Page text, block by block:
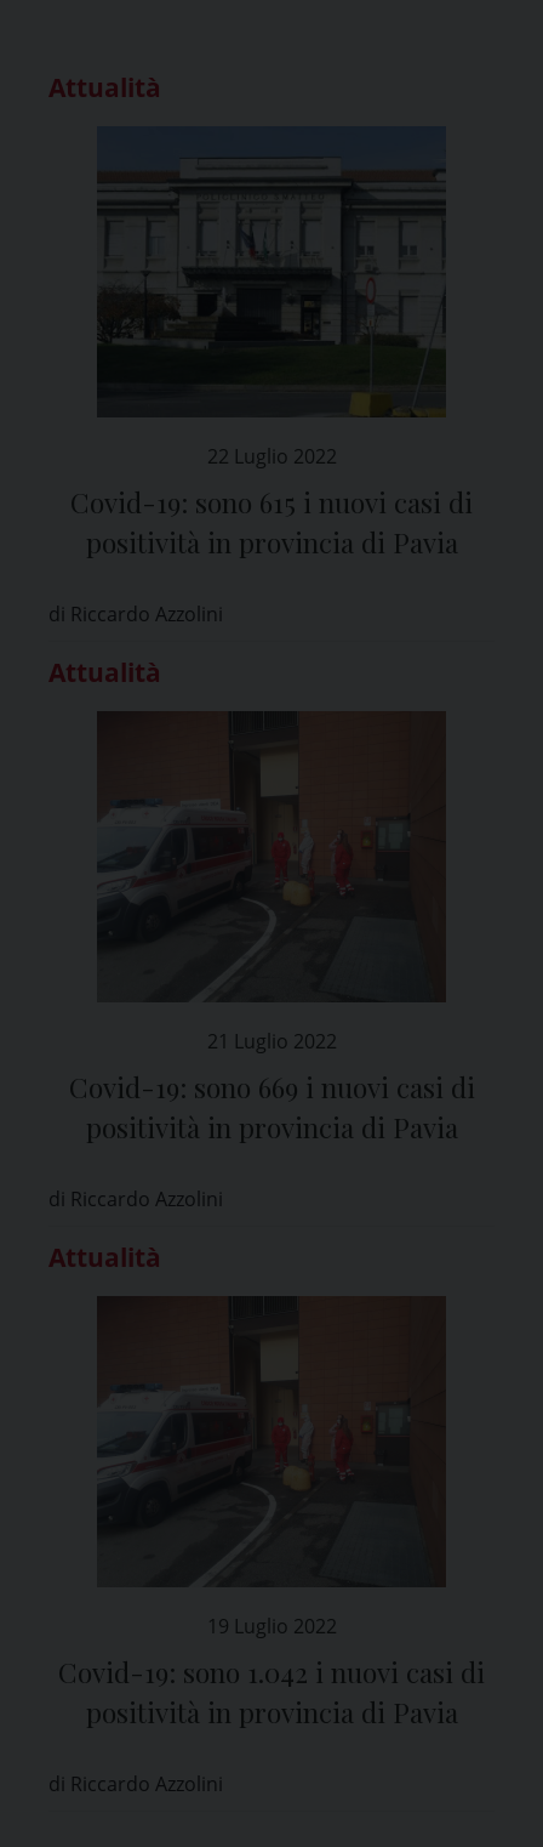
Attualità
22 Luglio 2022
Covid-19: sono 615 i nuovi casi di
positività in provincia di Pavia
di Riccardo Azzolini
Attualità
21 Luglio 2022
Covid-19: sono 669 i nuovi casi di
positività in provincia di Pavia
di Riccardo Azzolini
Attualità
19 Luglio 2022
Covid-19: sono 1.042 i nuovi casi di
positività in provincia di Pavia
di Riccardo Azzolini